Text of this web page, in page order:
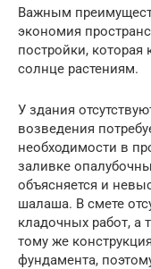
Важным
экономия
постройки, которая
солнце растениям.
У здания
возведения
необходимости в
заливке
объясняется и
шалаша. В смете
кладочных работ, а
тому же
фундамента,